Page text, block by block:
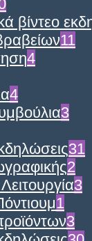
βίντεο
11
4
4
3
31
2
3
1
3